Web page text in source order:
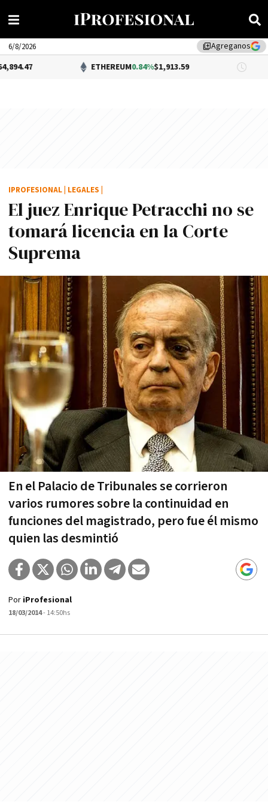
library_addAgreganos
6/8/2026
ETHEREUM0.84%$1,913.59 DÓLAR
El juez Enrique Petracchi no se
tomará licencia en la Corte
Suprema
En el Palacio de Tribunales se corrieron
varios rumores sobre la continuidad en
funciones del magistrado, pero fue él mismo
quien las desmintió
IPROFESIONAL LEGALES
Por iProfesional
18/03/2014- 14:50hs